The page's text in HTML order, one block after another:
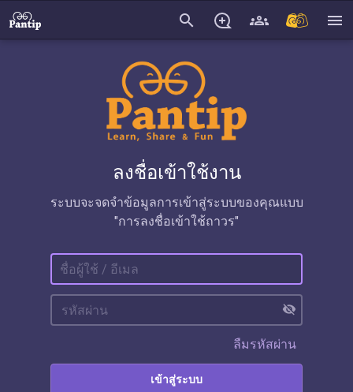
search menu
ลงชื่อเข้าใช้งาน
ระบบจะจดจำข้อมูลการเข้าสู่ระบบของคุณแบบ
"การลงชื่อเข้าใช้ถาวร"
visibility_off
ลืมรหัสผ่าน
เข้าสู่ระบบ